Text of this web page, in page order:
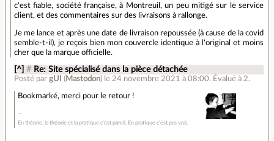
c'est fiable, société française, à Montreuil, un peu mitigé sur le service
client, et des commentaires sur des livraisons à rallonge.
Je me lance et après une date de livraison repoussée (à cause de la covid
semble-t-il), je reçois bien mon couvercle identique à l'original et moins
cher que la marque officielle.
[^] # Re: Site spécialisé dans la pièce détachée
Posté pargUI ( Mastodon) le 24 novembre 2021 à 08:00. Évalué à2.
Bookmarké, merci pour le retour !
En théorie, la théorie et la pratique c'est pareil. En pratique c'est pas vrai.